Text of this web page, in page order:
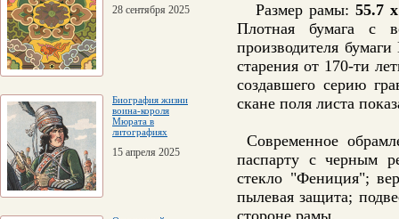
28 сентября 2025
Биография жизни
воина-короля
Мюрата в
литографиях
15 апреля 2025
Размер рамы:55.7
Плотная бумага с
производителя
старения от 170-ти
создавшего серию
скане поля листа
Современное
паспарту с черным
стекло "Фениция";
пылевая защита;
стороне рамы.